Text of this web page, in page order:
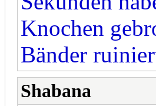
Knochen
Bänder
Shabana